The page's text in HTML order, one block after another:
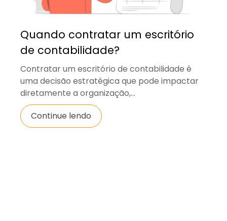
Quando contratar um escritório
de contabilidade?
Contratar um escritório de contabilidade é
uma decisão estratégica que pode impactar
diretamente a organização,...
Continue lendo